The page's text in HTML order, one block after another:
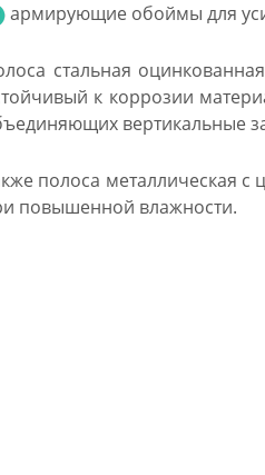
армирующие обоймы для
стальная
к коррозии
вертикальные
полоса металлическая с
повышенной влажности.